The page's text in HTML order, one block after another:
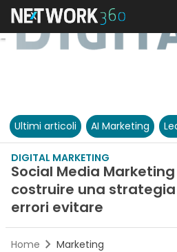
Ultimi articoli AI Marketing
DIGITAL MARKETING
Social Media Marketing
costruire una
errori evitare
Home Marketing